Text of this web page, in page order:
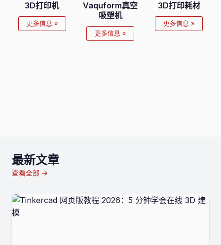
3D打印机
更多信息 »
Vaquform真空
吸塑机
更多信息 »
3D打印耗材
更多信息 »
最新文章
查看全部 →